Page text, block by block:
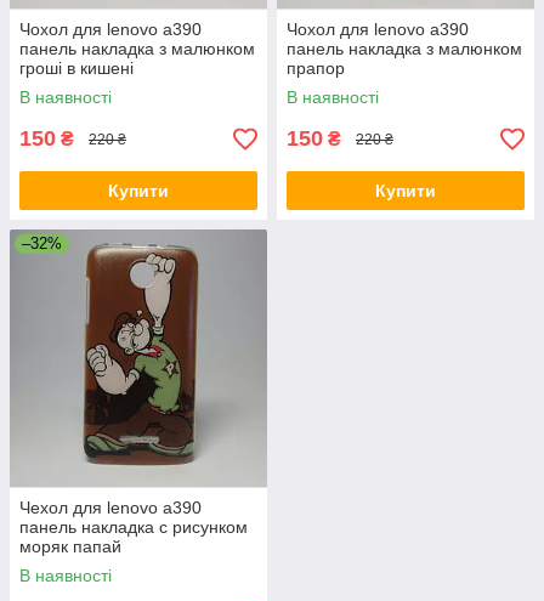
Чохол для lenovo a390
панель накладка з малюнком
гроші в кишені
В наявності
150 ₴ 220 ₴
Купити
Чохол для lenovo a390
панель накладка з малюнком
прапор
В наявності
150 ₴ 220 ₴
Купити
–32%
Чехол для lenovo a390
панель накладка с рисунком
моряк папай
В наявності